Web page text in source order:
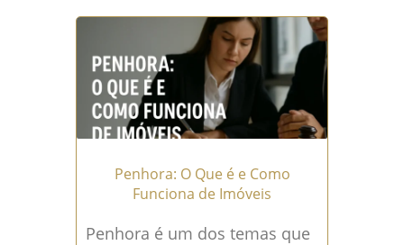
Penhora: O Que é e Como
Funciona de Imóveis
Penhora é um dos temas que